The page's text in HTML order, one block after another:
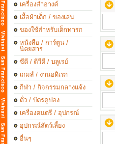
เครื่องสำอางค์
เสื้อผ้าเด็ก / ของเล่น
ของใช้สำหรับเด็กทารก
หนังสือ / การ์ตูน /
นิตยสาร
ซีดี / ดีวีดี / บลูเรย์
เกมส์ / งานอดิเรก
กีฬา / กิจกรรมกลางแจ้ง
ตั๋ว / บัตรคูปอง
เครื่องดนตรี / อุปกรณ์
อุปกรณ์สัตว์เลี้ยง
อื่นๆ